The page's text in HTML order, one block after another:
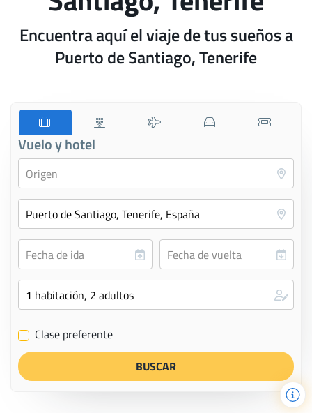
Encuentra aquí el viaje de tus sueños a
Puerto de Santiago, Tenerife
Vuelo y hotel
✔ Clase preferente